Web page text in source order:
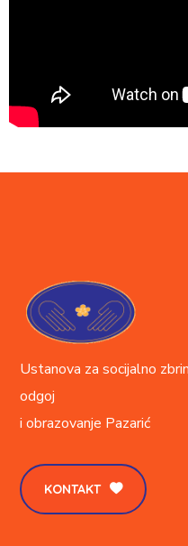
Ustanova za socijalno
odgoj
i obrazovanje Pazarić
KONTAKT